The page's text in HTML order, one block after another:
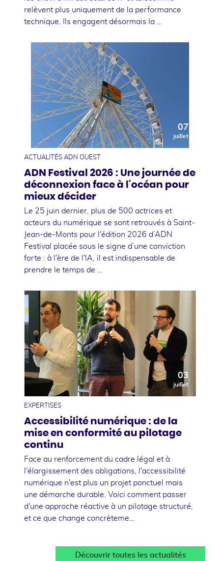
relèvent plus uniquement de la performance
technique. Ils engagent désormais la …
07
juillet
ACTUALITÉS ADN OUEST
ADN Festival 2026 : Une journée de
déconnexion face à l'océan pour
mieux décider
Le 25 juin dernier, plus de 500 actrices et
acteurs du numérique se sont retrouvés à Saint-
Jean-de-Monts pour l'édition 2026 d’ADN
Festival placée sous le signe d’une conviction
forte : à l'ère de l'IA, il est indispensable de
prendre le temps de …
03
juillet
EXPERTISES
Accessibilité numérique : de la
mise en conformité au pilotage
continu
Face au renforcement du cadre légal et à
l'élargissement des obligations, l'accessibilité
numérique n'est plus un projet ponctuel mais
une démarche durable. Voici comment passer
d'une approche réactive à un pilotage structuré,
et ce que change concrèteme…
Découvrir toutes les actualités